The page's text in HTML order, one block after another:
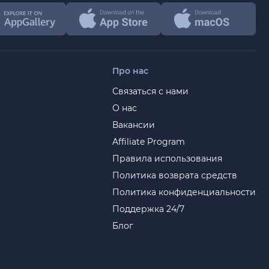
Про нас
Связаться с нами
О нас
Вакансии
Affiliate Program
Правила использования
Политика возврата средств
Политика конфиденциальности
Поддержка 24/7
Блог